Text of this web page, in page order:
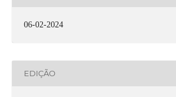
06-02-2024
EDIÇÃO